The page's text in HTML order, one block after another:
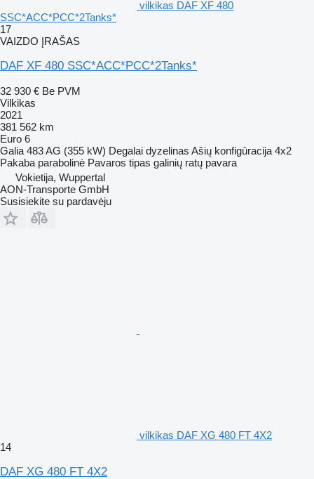
vilkikas DAF XF 480
SSC*ACC*PCC*2Tanks*
17
VAIZDO ĮRAŠAS
DAF XF 480 SSC*ACC*PCC*2Tanks*
32 930 € Be PVM
Vilkikas
2021
381 562 km
Euro 6
Galia 483 AG (355 kW) Degalai dyzelinas Ašių konfigūracija 4x2
Pakaba parabolinė Pavaros tipas galinių ratų pavara
Vokietija, Wuppertal
AON-Transporte GmbH
Susisiekite su pardavėju
vilkikas DAF XG 480 FT 4X2
14
DAF XG 480 FT 4X2